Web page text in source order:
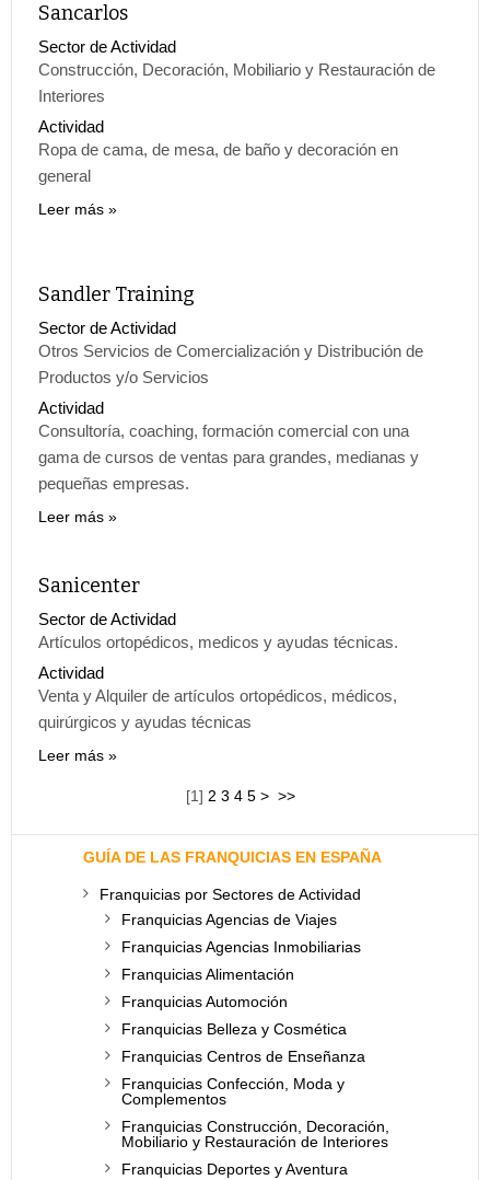
Sancarlos
Sector de Actividad
Construcción, Decoración, Mobiliario y Restauración de
Interiores
Actividad
Ropa de cama, de mesa, de baño y decoración en
general
Leer más
Sandler Training
Sector de Actividad
Otros Servicios de Comercialización y Distribución de
Productos y/o Servicios
Actividad
Consultoría, coaching, formación comercial con una
gama de cursos de ventas para grandes, medianas y
pequeñas empresas.
Leer más
Sanicenter
Sector de Actividad
Artículos ortopédicos, medicos y ayudas técnicas.
Actividad
Venta y Alquiler de artículos ortopédicos, médicos,
quirúrgicos y ayudas técnicas
Leer más
[1] 2 3 4 5 > >>
GUÍA DE LAS FRANQUICIAS EN ESPAÑA
Franquicias por Sectores de Actividad
Franquicias Agencias de Viajes
Franquicias Agencias Inmobiliarias
Franquicias Alimentación
Franquicias Automoción
Franquicias Belleza y Cosmética
Franquicias Centros de Enseñanza
Franquicias Confección, Moda y
Complementos
Franquicias Construcción, Decoración,
Mobiliario y Restauración de Interiores
Franquicias Deportes y Aventura